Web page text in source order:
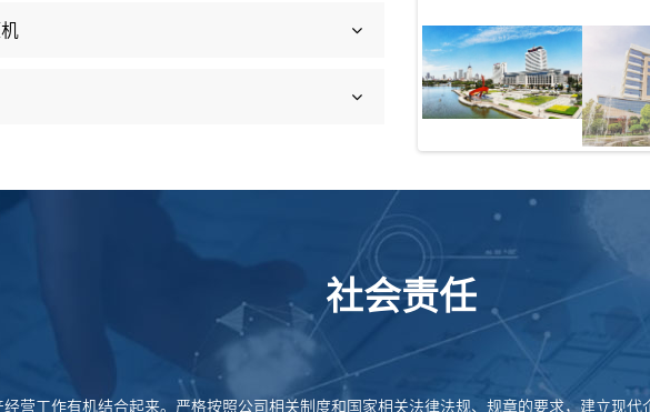
社会责任
营工作有机结合起来。严格按照公司相关制度和国家相关法律法规、规章的要求，建立现